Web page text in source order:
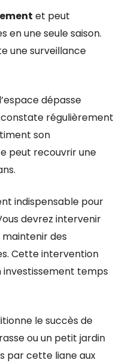
et peut
en une seule saison.
une surveillance
dépasse
régulièrement
son
peut recouvrir une
indispensable pour
devrez intervenir
des
Cette intervention
temps
le succès de
ou un petit jardin
par cette liane aux